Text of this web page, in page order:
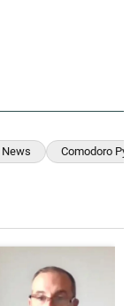
News Comodoro Py
VIP: piden